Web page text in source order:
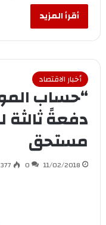
أقرأ المزيد
أخبار الاقتصاد
مستحق
11/02/2018
0
377